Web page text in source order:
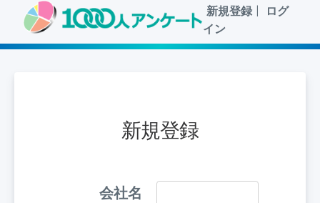
新規登録
ログ
イン
新規登録
会社名